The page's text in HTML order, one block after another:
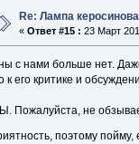
Re: Лампа
«Ответ #15 : 23 Март
с нами больше нет.
к его критике и
Пожалуйста, не
поэтому